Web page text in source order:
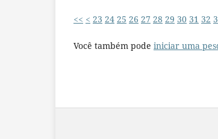
<< < 23 24 25 26 27 28 29 30 31 32
Você também pode iniciar uma